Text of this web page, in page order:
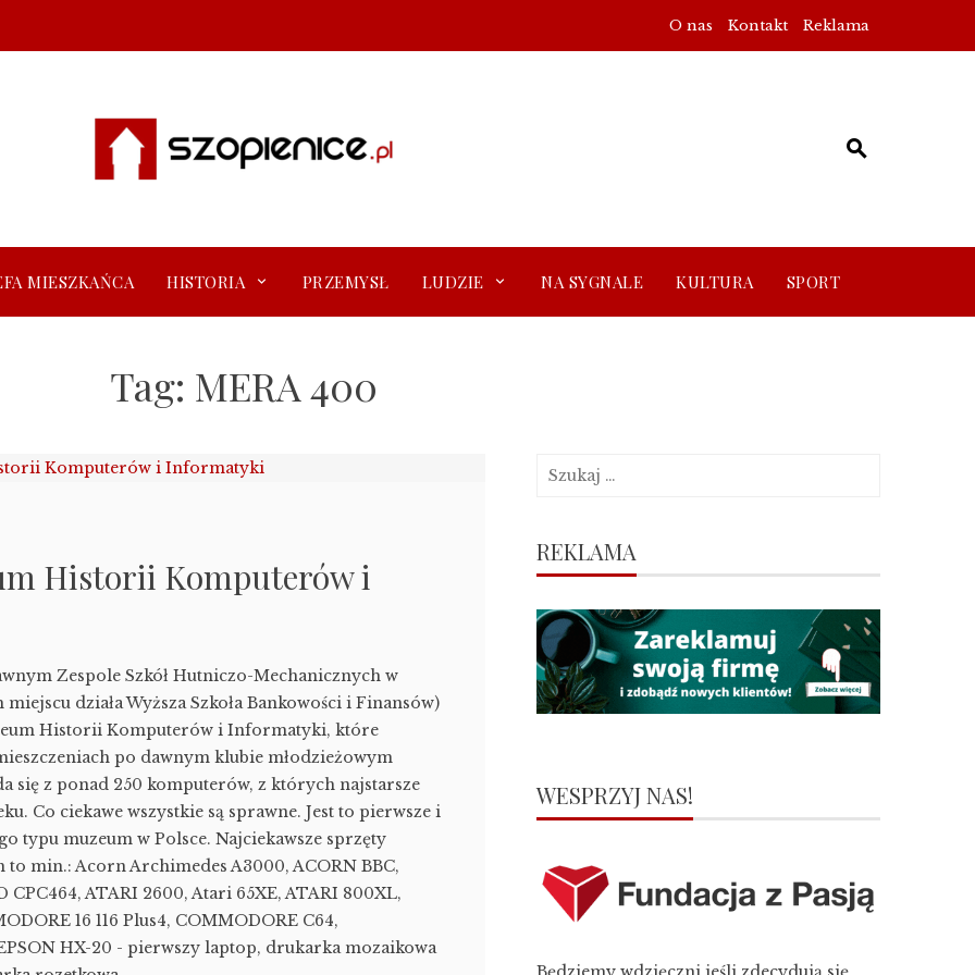
O nas Kontakt Reklama
MIESZKAŃCA HISTORIA PRZEMYSŁ LUDZIE NA SYGNALE KULTURA SPORT
Tag: MERA 400
Historii Komputerów i
Zespole Szkół Hutniczo-Mechanicznych w
działa Wyższa Szkoła Bankowości i Finansów)
Historii Komputerów i Informatyki, które
po dawnym klubie młodzieżowym
się z ponad 250 komputerów, z których najstarsze
Co ciekawe wszystkie są sprawne. Jest to pierwsze i
typu muzeum w Polsce. Najciekawsze sprzęty
to min.: Acorn Archimedes A3000, ACORN BBC,
CPC464, ATARI 2600, Atari 65XE, ATARI 800XL,
16 116 Plus4, COMMODORE C64,
HX-20 - pierwszy laptop, drukarka mozaikowa
Szukaj:
REKLAMA
WESPRZYJ NAS!